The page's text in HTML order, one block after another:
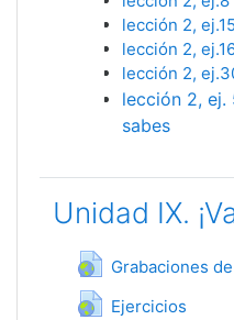
lección 2, ej.15
lección 2,
lección 2,
lección 2, ej.
sabes
Unidad IX.
Grabaciones
Ejercicios